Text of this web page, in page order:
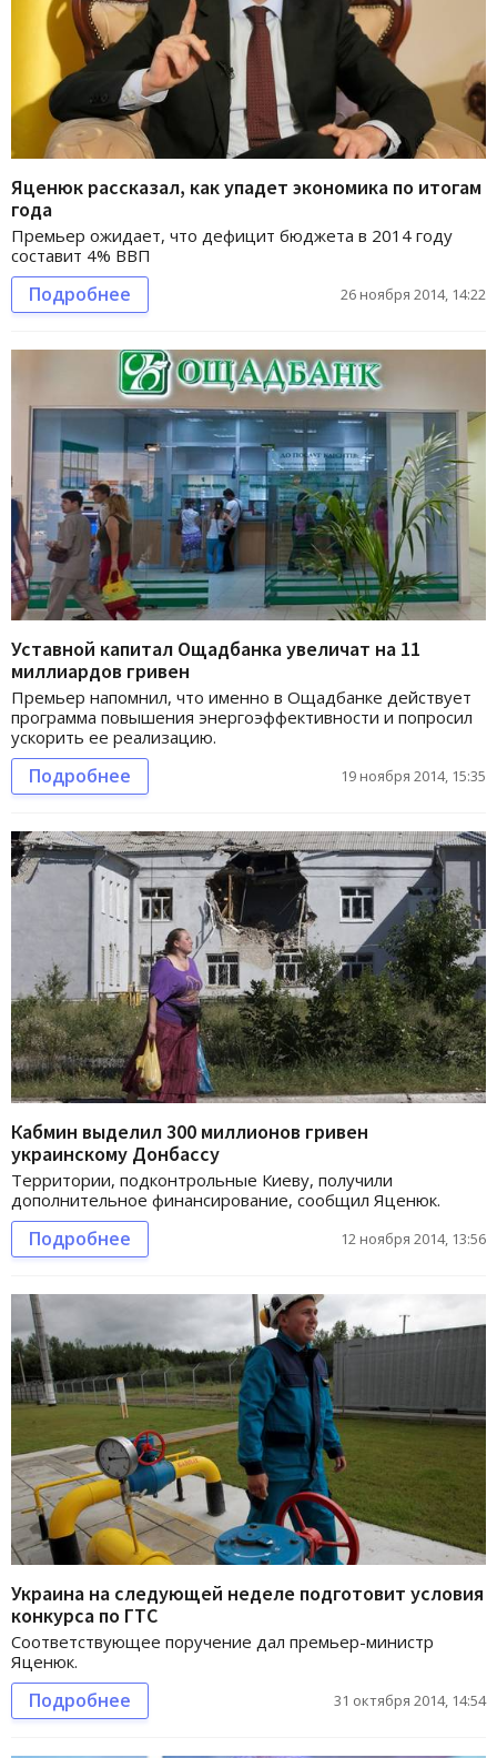
Яценюк рассказал, как упадет экономика по итогам
года
Премьер ожидает, что дефицит бюджета в 2014 году
составит 4% ВВП
Подробнее 26 ноября 2014, 14:22
Уставной капитал Ощадбанка увеличат на 11
миллиардов гривен
Премьер напомнил, что именно в Ощадбанке действует
программа повышения энергоэффективности и попросил
ускорить ее реализацию.
Подробнее 19 ноября 2014, 15:35
Кабмин выделил 300 миллионов гривен
украинскому Донбассу
Территории, подконтрольные Киеву, получили
дополнительное финансирование, сообщил Яценюк.
Подробнее 12 ноября 2014, 13:56
Украина на следующей неделе подготовит условия
конкурса по ГТС
Соответствующее поручение дал премьер-министр
Яценюк.
Подробнее 31 октября 2014, 14:54